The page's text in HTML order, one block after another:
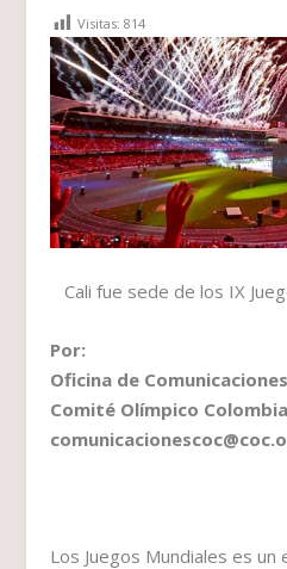
Visitas: 814
Cali fue sede de los IX
Por:
Oficina de Comunicaciones
Comité Olímpico
Los Juegos Mundiales es